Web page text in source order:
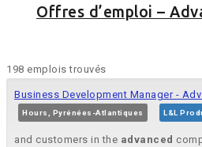
Offres d’emploi –
198 emplois trouvés
Business Development Manager -
Hours, Pyrénées-Atlantiques L&L
and customers in the advanced